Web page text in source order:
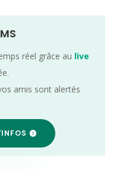
réel grâce au live
amis sont alertés